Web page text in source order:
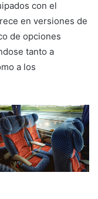
con el
en versiones de
de opciones
tanto a
a los